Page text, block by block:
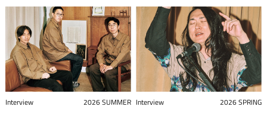
Interview 2026 SUMMER Interview 2026 SPRING